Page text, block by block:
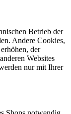
Betrieb der
Andere Cookies,
der
Websites
nur mit Ihrer